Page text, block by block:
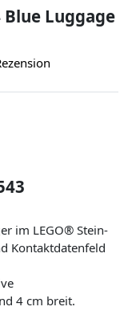
Luggage
im LEGO® Stein-
Kontaktdatenfeld
4 cm breit.